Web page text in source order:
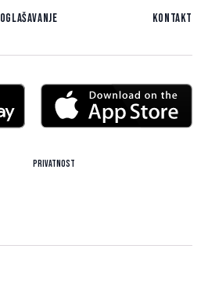
Oglašavanje Kontakt
Privatnost